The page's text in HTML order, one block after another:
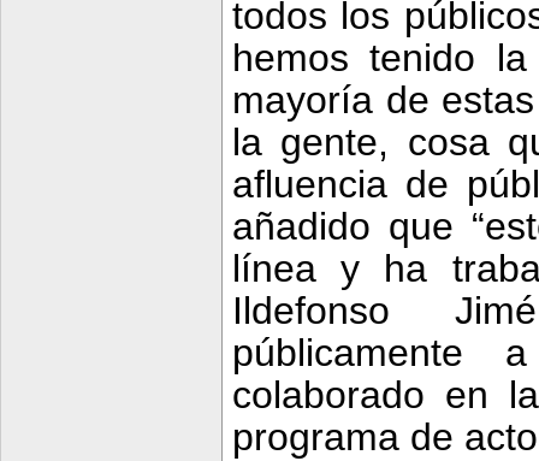
todos los
hemos tenido
mayoría de
la gente, cosa
afluencia de
añadido que
línea y ha
Ildefonso
públicamente
colaborado en
programa de